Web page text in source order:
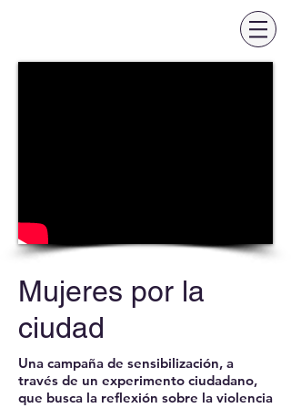
Mujeres por la
ciudad
Una campaña de sensibilización, a
través de un experimento ciudadano,
que busca la reflexión sobre la violencia